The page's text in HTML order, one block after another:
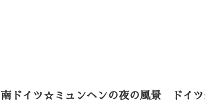
南ドイツ☆ミュンヘンの夜の風景 ドイツ